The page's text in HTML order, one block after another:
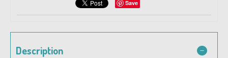
Save
Description